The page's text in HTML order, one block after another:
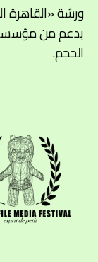
ورشة «القاهرة
بدعم من مؤسسة
الحجم.